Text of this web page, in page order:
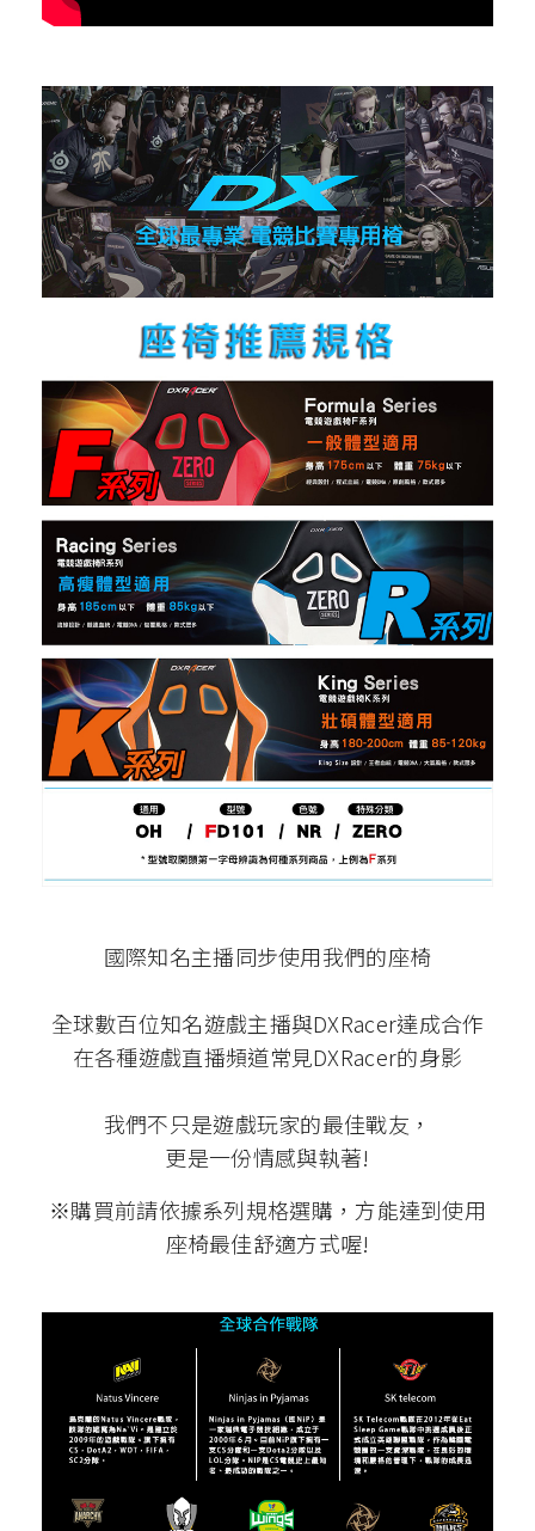
國際知名主播同步使用我們的座椅
全球數百位知名遊戲主播與DXRacer達成合作
在各種遊戲直播頻道常見DXRacer的身影
我們不只是遊戲玩家的最佳戰友，
更是一份情感與執著!
※購買前請依據系列規格選購，方能達到使用
座椅最佳舒適方式喔!